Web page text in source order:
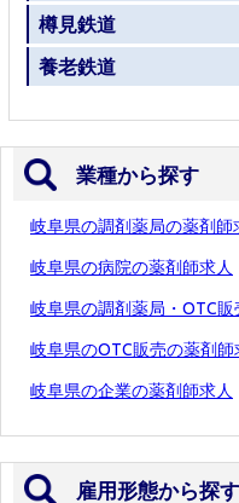
樽見鉄道
養老鉄道
業種から探す
岐阜県の調剤薬局の薬剤師
岐阜県の病院の薬剤師求人
岐阜県の調剤薬局・OTC販
岐阜県のOTC販売の薬剤師
岐阜県の企業の薬剤師求人
雇用形態から探す